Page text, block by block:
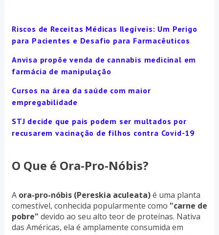
Riscos de Receitas Médicas Ilegíveis: Um Perigo
para Pacientes e Desafio para Farmacêuticos
Anvisa propõe venda de cannabis medicinal em
farmácia de manipulação
Cursos na área da saúde com maior
empregabilidade
STJ decide que pais podem ser multados por
recusarem vacinação de filhos contra Covid-19
O Que é Ora-Pro-Nóbis?
A ora-pro-nóbis (Pereskia aculeata)é uma planta
comestível, conhecida popularmente como "carne de
pobre" devido ao seu alto teor de proteínas. Nativa
das Américas, ela é amplamente consumida em